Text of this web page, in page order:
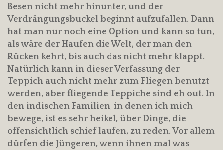
Besen nicht mehr hinunter, und der
Verdrängungsbuckel beginnt aufzufallen. Dann
hat man nur noch eine Option und kann so tun,
als wäre der Haufen die Welt, der man den
Rücken kehrt, bis auch das nicht mehr klappt.
Natürlich kann in dieser Verfassung der
Teppich auch nicht mehr zum Fliegen benutzt
werden, aber fliegende Teppiche sind eh out. In
den indischen Familien, in denen ich mich
bewege, ist es sehr heikel, über Dinge, die
offensichtlich schief laufen, zu reden. Vor allem
dürfen die Jüngeren, wenn ihnen mal was